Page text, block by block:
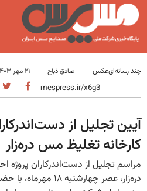
چند رسانه‌ایعکس صادق ذباح ۲۱ مهر ۱۴۰۳ - ۱۶:۲۸
آیین تجلیل از
کارخانه تغلیظ مس دره‌زار
مراسم تجلیل از دست‌اندرکاران پروژه
دره‌زار، عصر